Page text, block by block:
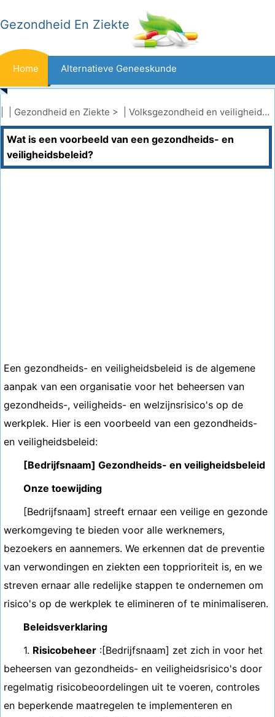
Gezondheid En Ziekte
Home Alternatieve Geneeskunde
Beten En Steken Kanker
Aandoeningen En Behandelingen Mond- En Tandzorg
Gezondheid en Ziekte > | Volksgezondheid en veiligheid|
Wat is een voorbeeld van een gezondheids- en
veiligheidsbeleid?
Een gezondheids- en veiligheidsbeleid is de algemene
aanpak van een organisatie voor het beheersen van
gezondheids-, veiligheids- en welzijnsrisico's op de
werkplek. Hier is een voorbeeld van een gezondheids-
en veiligheidsbeleid:
[Bedrijfsnaam] Gezondheids- en veiligheidsbeleid
Onze toewijding
[Bedrijfsnaam] streeft ernaar een veilige en gezonde
werkomgeving te bieden voor alle werknemers,
bezoekers en aannemers. We erkennen dat de preventie
van verwondingen en ziekten een topprioriteit is, en we
streven ernaar alle redelijke stappen te ondernemen om
risico's op de werkplek te elimineren of te minimaliseren.
Beleidsverklaring
1. Risicobeheer :[Bedrijfsnaam] zet zich in voor het
beheersen van gezondheids- en veiligheidsrisico's door
regelmatig risicobeoordelingen uit te voeren, controles
en beperkende maatregelen te implementeren en